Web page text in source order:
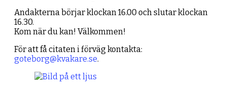
Andakterna börjar klockan 16.00 och slutar klockan
16.30.
Kom när du kan! Välkommen!
För att få citaten i förväg kontakta:
goteborg@kvakare.se.